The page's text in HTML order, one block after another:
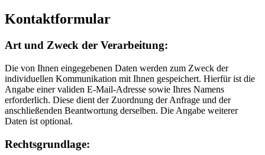
Kontaktformular
Art und Zweck der Verarbeitung:
Die von Ihnen eingegebenen Daten werden zum Zweck der
individuellen Kommunikation mit Ihnen gespeichert. Hierfür ist die
Angabe einer validen E-Mail-Adresse sowie Ihres Namens
erforderlich. Diese dient der Zuordnung der Anfrage und der
anschließenden Beantwortung derselben. Die Angabe weiterer
Daten ist optional.
Rechtsgrundlage: